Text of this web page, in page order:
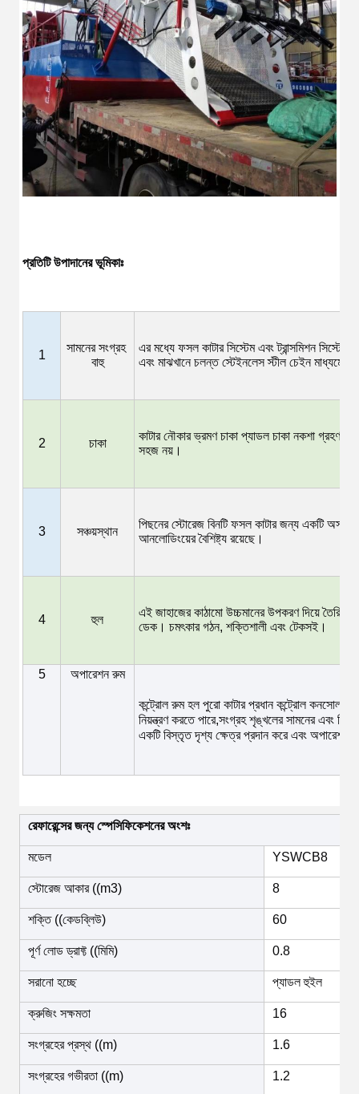
প্রতিটি উপাদানের ভূমিকাঃ
1
সামনের সংগ্রহ
বাহু
এর মধ্যে ফসল কাটার সিস্টেম এবং ট্রান্সমিশন
এবং মাঝখানে চলন্ত স্টেইনলেস স্টীল চেইন মাধ্যমে
2 চাকা
কাটার নৌকার ভ্রমণ চাকা প্যাডল চাকা নকশা গ্রহণ
সহজ নয়।
3 সঞ্চয়স্থান
পিছনের স্টোরেজ বিনটি ফসল কাটার জন্য একটি
আনলোডিংয়ের বৈশিষ্ট্য রয়েছে।
4 হুল
এই জাহাজের কাঠামো উচ্চমানের উপকরণ দিয়ে তৈরি,
ডেক। চমৎকার গঠন, শক্তিশালী এবং টেকসই।
5 অপারেশন রুম
কন্ট্রোল রুম হল পুরো কাটার প্রধান কন্ট্রোল কনসোল, যা
নিয়ন্ত্রণ করতে পারে,সংগ্রহ শৃঙ্খলের সামনের এবং
একটি বিস্তৃত দৃশ্য ক্ষেত্র প্রদান করে এবং
রেফারেন্সের জন্য স্পেসিফিকেশনের অংশঃ
মডেল YSWCB8
স্টোরেজ আকার ((m3) 8
শক্তি ((কেডব্লিউ) 60
পূর্ণ লোড ড্রাফ্ট ((মিমি) 0.8
সরানো হচ্ছে প্যাডল হুইল
ক্রুজিং সক্ষমতা 16
সংগ্রহের প্রস্থ ((m) 1.6
সংগ্রহের গভীরতা ((m) 1.2